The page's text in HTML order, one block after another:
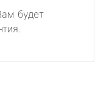
будет